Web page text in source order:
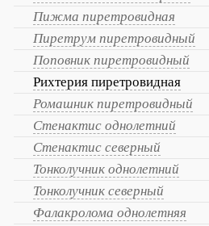
Пижма пиретровидная
Пиретрум пиретровидный
Поповник пиретровидный
Рихтерия пиретровидная
Ромашник пиретровидный
Стенактис однолетний
Стенактис северный
Тонколучник однолетний
Тонколучник северный
Фалакролома однолетняя